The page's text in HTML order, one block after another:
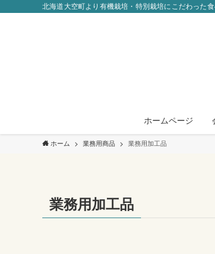
北海道大空町より有機栽培・特別栽培にこだわった
ホームページ
ホーム 業務用商品 業務用加工品
業務用加工品